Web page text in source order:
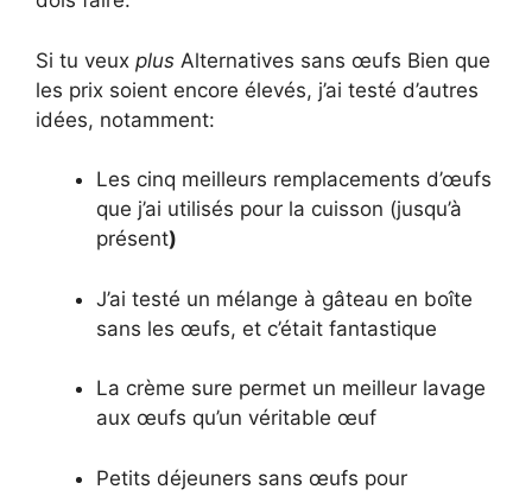
Si tu veux plus Alternatives sans œufs Bien que
les prix soient encore élevés, j’ai testé d’autres
idées, notamment:
Les cinq meilleurs remplacements d’œufs
que j’ai utilisés pour la cuisson (jusqu’à
présent)
J’ai testé un mélange à gâteau en boîte
sans les œufs, et c’était fantastique
La crème sure permet un meilleur lavage
aux œufs qu’un véritable œuf
Petits déjeuners sans œufs pour